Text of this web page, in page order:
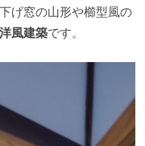
げ窓の山形や櫛型風の
洋風建築です。